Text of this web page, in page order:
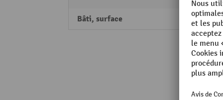
Bâti, surface